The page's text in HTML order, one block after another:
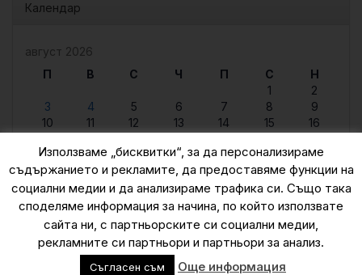
Календар
август 2026
П
В С Ч П С
Н
1
2
3
4 5 6 7 8
9
10
11 12 13 14 15
16
24
25 26 27 28 29
30
31
« юни
© 2015 — 2026
Използваме „бисквитки“, за да персонализираме
съдържанието и рекламите, да предоставяме функции на
социални медии и да анализираме трафика си. Също така
споделяме информация за начина, по който използвате
сайта ни, с партньорските си социални медии,
рекламните си партньори и партньори за анализ.
Съгласен съм Още информация